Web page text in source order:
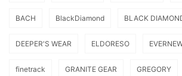
BACH BlackDiamond BLACK
DEEPER'S WEAR ELDORESO
finetrack GRANITE GEAR GREGORY